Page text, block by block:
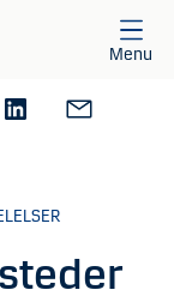
Menu